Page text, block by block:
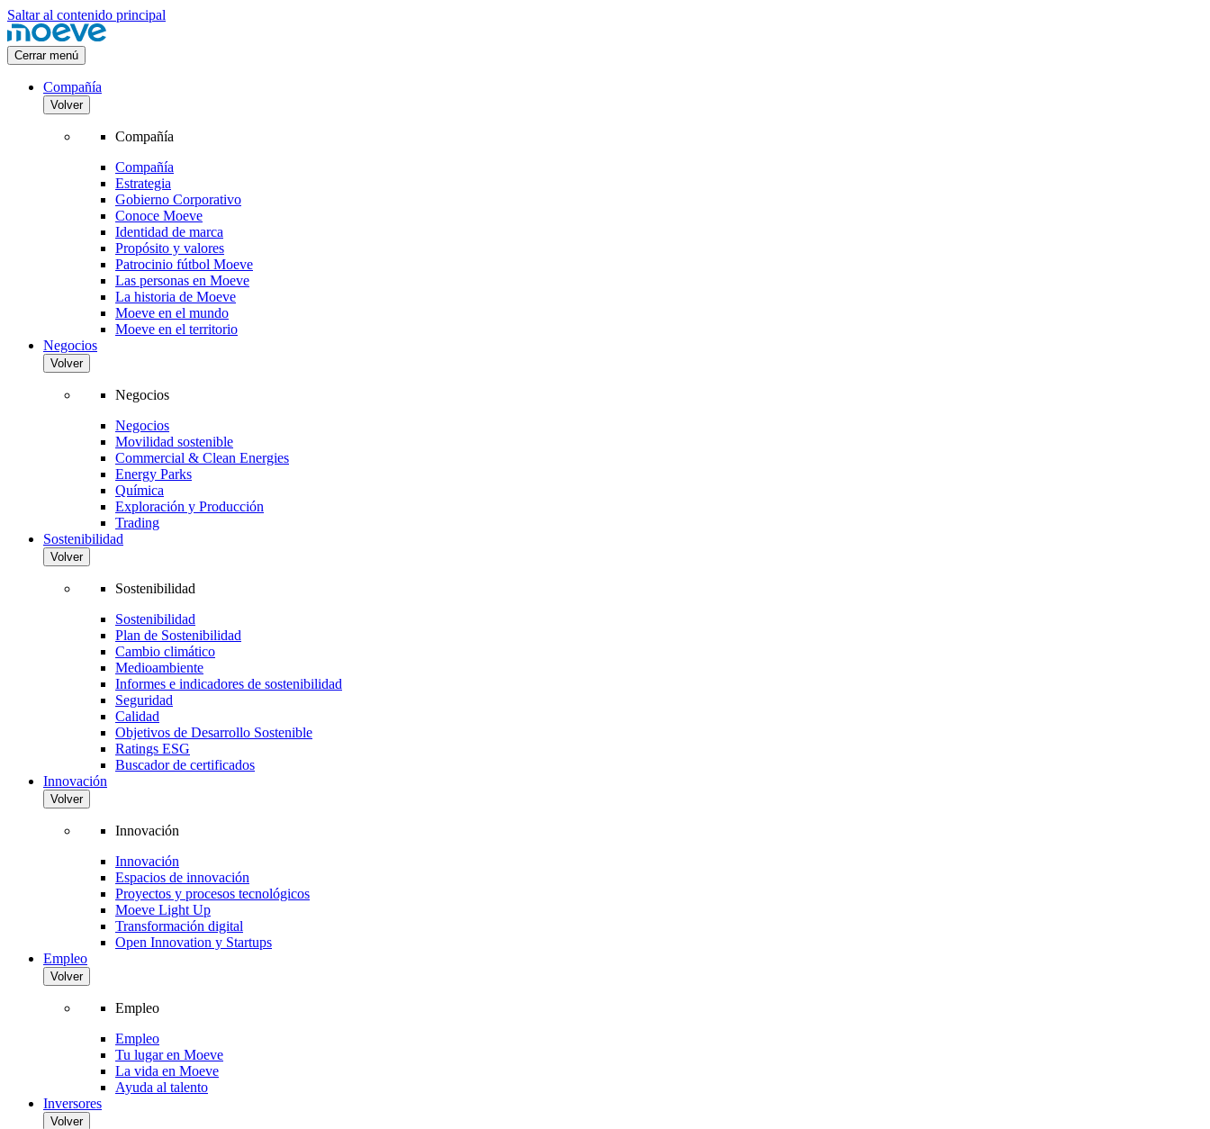
Saltar al contenido principal
Cerrar menú
Compañía
Volver
Compañía
Compañía
Estrategia
Gobierno Corporativo
Conoce Moeve
Identidad de marca
Propósito y valores
Patrocinio fútbol Moeve
Las personas en Moeve
La historia de Moeve
Moeve en el mundo
Moeve en el territorio
Negocios
Volver
Negocios
Negocios
Movilidad sostenible
Commercial & Clean Energies
Energy Parks
Química
Exploración y Producción
Trading
Sostenibilidad
Volver
Sostenibilidad
Sostenibilidad
Plan de Sostenibilidad
Cambio climático
Medioambiente
Informes e indicadores de sostenibilidad
Seguridad
Calidad
Objetivos de Desarrollo Sostenible
Ratings ESG
Buscador de certificados
Innovación
Volver
Innovación
Innovación
Espacios de innovación
Proyectos y procesos tecnológicos
Moeve Light Up
Transformación digital
Open Innovation y Startups
Empleo
Volver
Empleo
Empleo
Tu lugar en Moeve
La vida en Moeve
Ayuda al talento
Inversores
Volver